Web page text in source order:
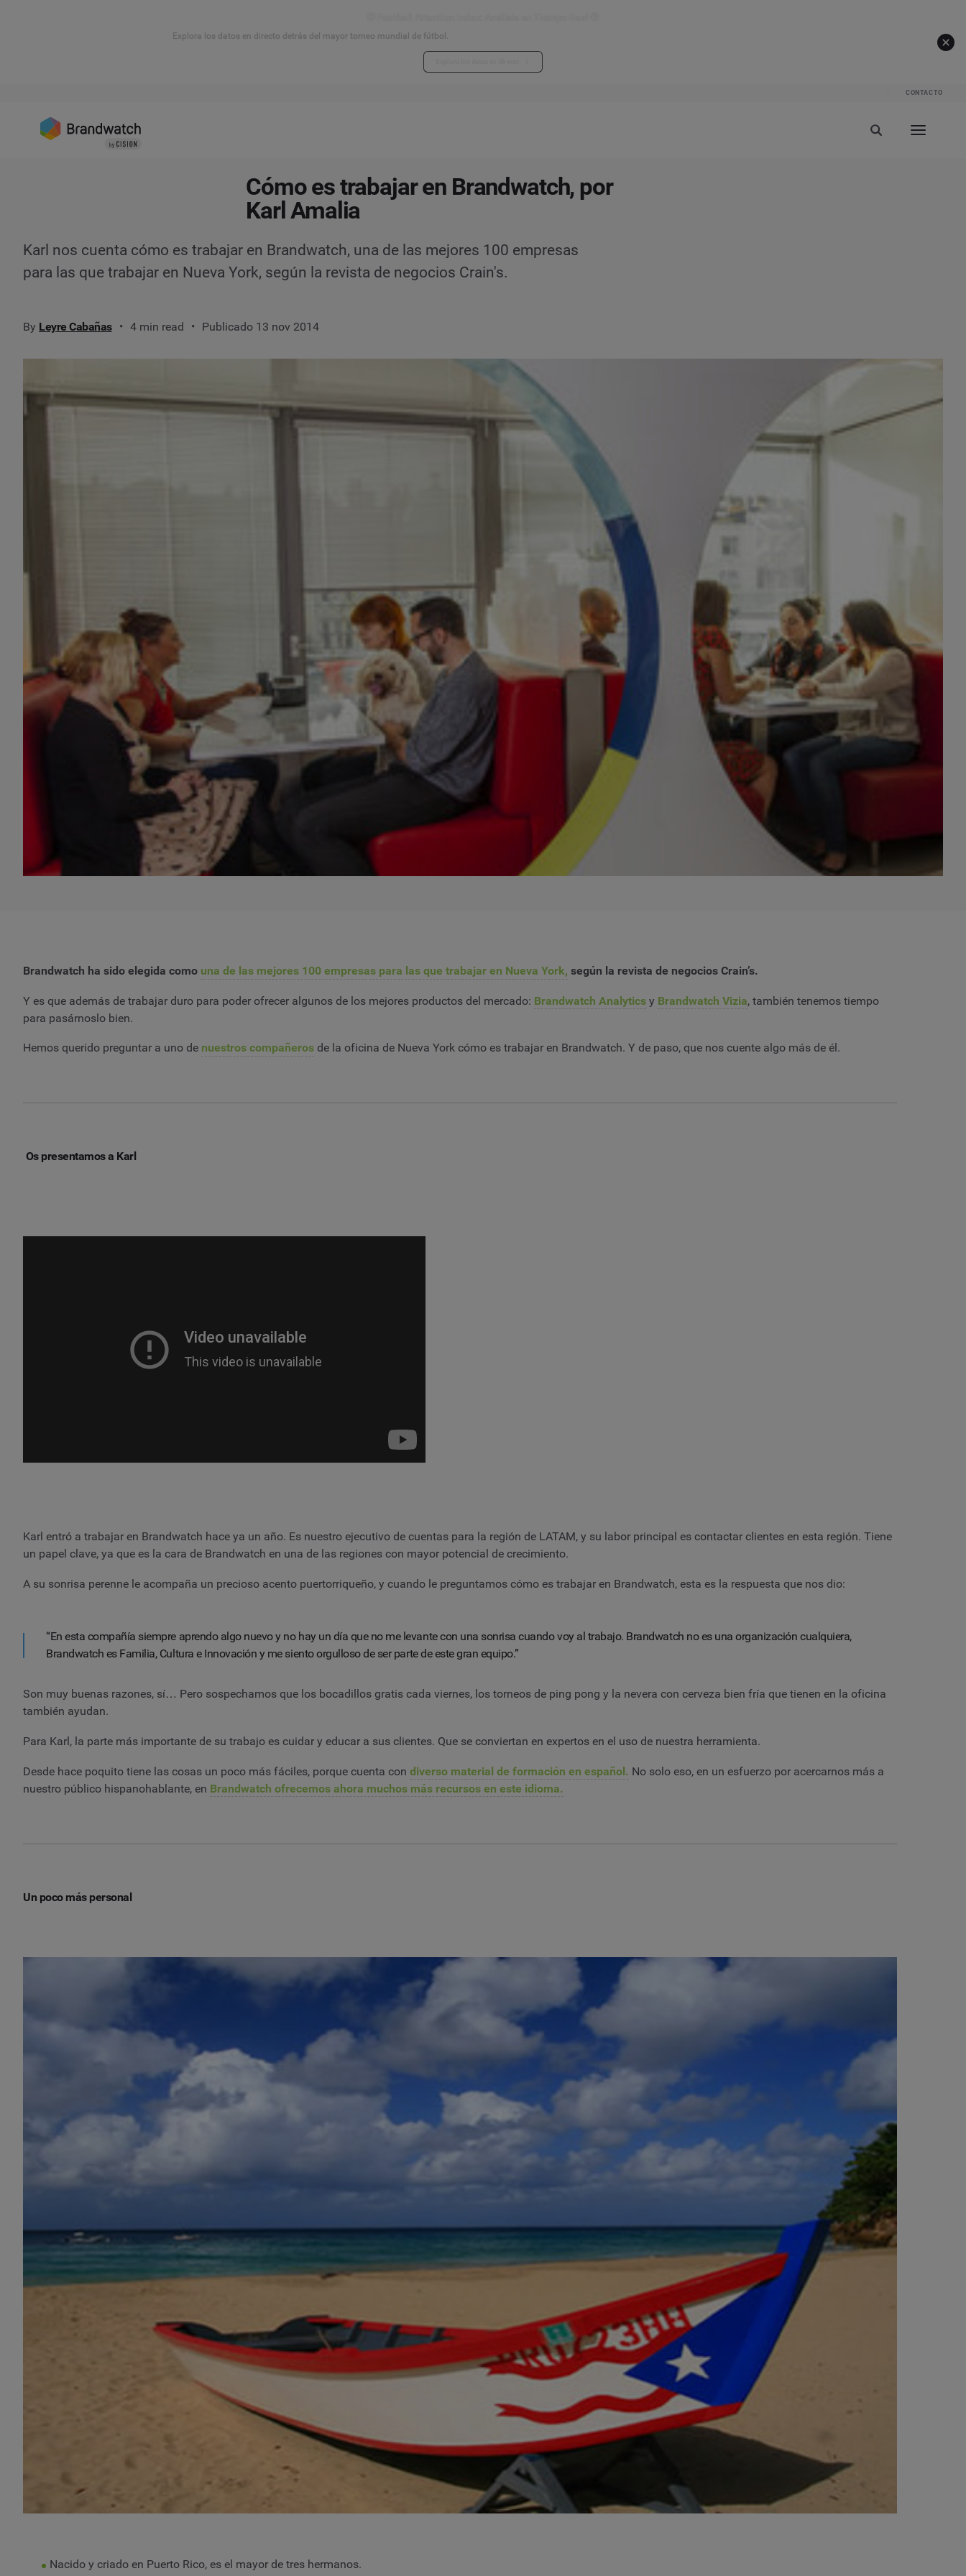
Explora los datos en directo detrás del mayor torneo mundial de fútbol.
CONTACTO
Cómo es trabajar en Brandwatch, por
Karl Amalia
Karl nos cuenta cómo es trabajar en Brandwatch, una de las mejores 100 empresas
para las que trabajar en Nueva York, según la revista de negocios Crain's.
By Leyre Cabañas 4 min read Publicado 13 nov 2014
Brandwatch ha sido elegida como una de las mejores 100 empresas para las que trabajar en Nueva York, según la revista de negocios Crain’s.
Y es que además de trabajar duro para poder ofrecer algunos de los mejores productos del mercado: Brandwatch Analytics y Brandwatch Vizia, también tenemos tiempo
para pasárnoslo bien.
Hemos querido preguntar a uno de nuestros compañeros de la oficina de Nueva York cómo es trabajar en Brandwatch. Y de paso, que nos cuente algo más de él.
Os presentamos a Karl
Karl entró a trabajar en Brandwatch hace ya un año. Es nuestro ejecutivo de cuentas para la región de LATAM, y su labor principal es contactar clientes en esta región. Tiene
un papel clave, ya que es la cara de Brandwatch en una de las regiones con mayor potencial de crecimiento.
A su sonrisa perenne le acompaña un precioso acento puertorriqueño, y cuando le preguntamos cómo es trabajar en Brandwatch, esta es la respuesta que nos dio:
“En esta compañía siempre aprendo algo nuevo y no hay un día que no me levante con una sonrisa cuando voy al trabajo. Brandwatch no es una organización cualquiera,
Brandwatch es Familia, Cultura e Innovación y me siento orgulloso de ser parte de este gran equipo.”
Son muy buenas razones, sí… Pero sospechamos que los bocadillos gratis cada viernes, los torneos de ping pong y la nevera con cerveza bien fría que tienen en la oficina
también ayudan.
Para Karl, la parte más importante de su trabajo es cuidar y educar a sus clientes. Que se conviertan en expertos en el uso de nuestra herramienta.
Desde hace poquito tiene las cosas un poco más fáciles, porque cuenta con diverso material de formación en español. No solo eso, en un esfuerzo por acercarnos más a
nuestro público hispanohablante, en Brandwatch ofrecemos ahora muchos más recursos en este idioma.
Un poco más personal
Nacido y criado en Puerto Rico, es el mayor de tres hermanos.